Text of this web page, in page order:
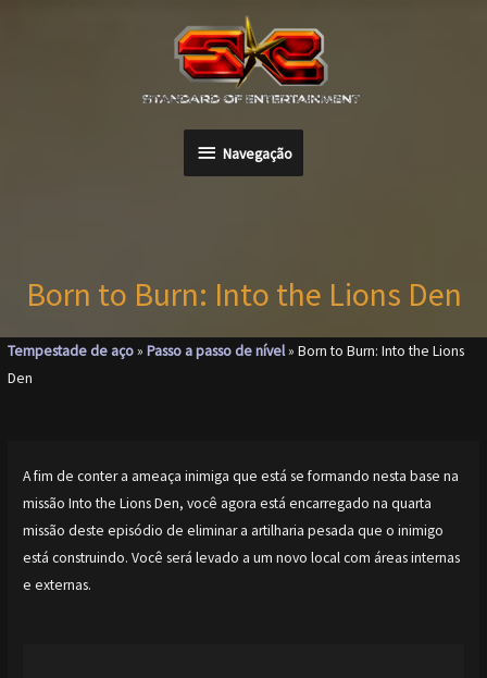
Navegação
Navegação
Born to Burn: Into the Lions Den
Tempestade de aço»Passo a passo de nível»Born to Burn: Into the Lions
Den
A fim de conter a ameaça inimiga que está se formando nesta base na
missão Into the Lions Den, você agora está encarregado na quarta
missão deste episódio de eliminar a artilharia pesada que o inimigo
está construindo. Você será levado a um novo local com áreas internas
e externas.